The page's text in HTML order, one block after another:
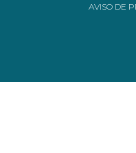
AVISO DE